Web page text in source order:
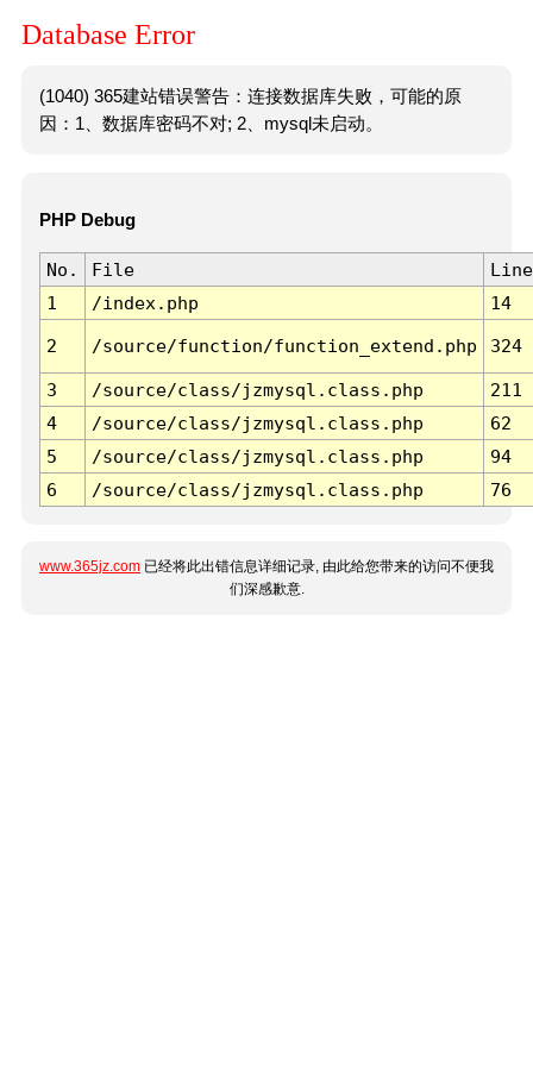
Database Error
(1040) 365建站错误警告：连接数据库失败，可能的原
因：1、数据库密码不对; 2、mysql未启动。
PHP Debug
No. File
Line
1
/index.php 14
2 /source/function/function_extend.php 324
3 /source/class/jzmysql.class.php
211
4
/source/class/jzmysql.class.php
62
5
/source/class/jzmysql.class.php
94
6
/source/class/jzmysql.class.php 76
www.365jz.com 已经将此出错信息详细记录, 由此给您带来的访问不便我
们深感歉意.